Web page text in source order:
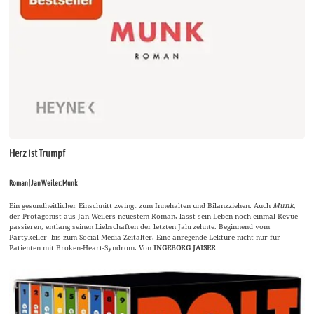
Herz ist Trumpf
Roman | Jan Weiler: Munk
Ein gesundheitlicher Einschnitt zwingt zum Innehalten und Bilanzziehen. AuchMunk,
der Protagonist aus Jan Weilers neuestem Roman, lässt sein Leben noch einmal Revue
passieren, entlang seinen Liebschaften der letzten Jahrzehnte. Beginnend vom
Partykeller- bis zum Social-Media-Zeitalter. Eine anregende Lektüre nicht nur für
Patienten mit Broken-Heart-Syndrom. VonINGEBORG JAISER